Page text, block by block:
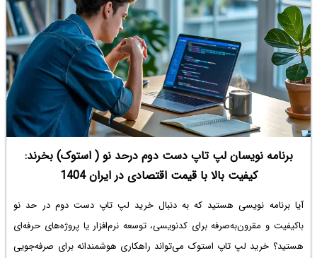
برنامه نویسان لپ تاپ دست دوم درحد نو ( استوک) بخرند:
کیفیت بالا با قیمت اقتصادی در ایران 1404
آیا برنامه نویسی هستید که به دنبال خرید لپ تاپ دست دوم در حد نو
باکیفیت و مقرون‌به‌صرفه برای کدنویسی، توسعه نرم‌افزار یا پروژه‌های حرفه‌ای
هستید؟ خرید لپ تاپ استوک می‌تواند راهکاری هوشمندانه برای صرفه‌جویی